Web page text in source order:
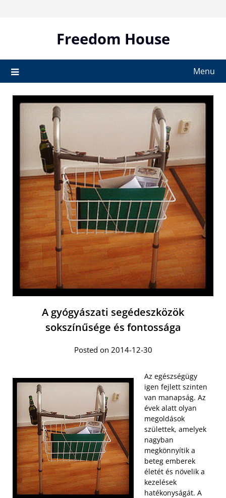
Freedom House
Menu
A gyógyászati segédeszközök
sokszínűsége és fontossága
Posted on 2014-12-30
Az egészségügy
igen fejlett szinten
van manapság. Az
évek alatt olyan
megoldások
születtek, amelyek
nagyban
megkönnyítik a
beteg emberek
életét és növelik a
kezelések
hatékonyságát. A